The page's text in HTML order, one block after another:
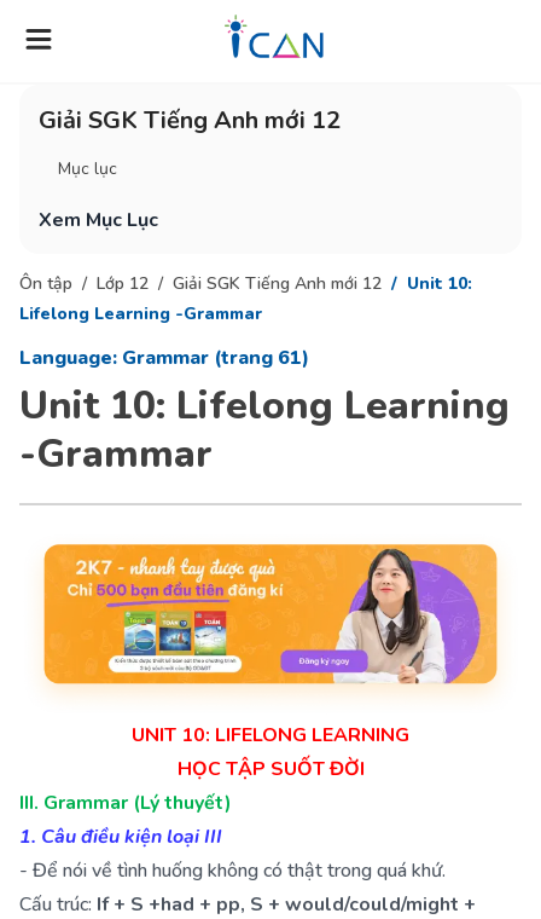
Giải SGK Tiếng Anh mới 12
Mục lục
Xem Mục Lục
Ôn tập Lớp 12 Giải SGK Tiếng Anh mới 12
Unit 10:
Lifelong Learning -Grammar
Language: Grammar (trang 61)
Unit 10: Lifelong Learning
-Grammar
UNIT 10: LIFELONG LEARNING
HỌC TẬP SUỐT ĐỜI
III. Grammar (Lý thuyết)
1. Câu điều kiện loại III
- Để nói về tình huống không có thật trong quá khứ.
Cấu trúc: If + S +had + pp, S + would/could/might +